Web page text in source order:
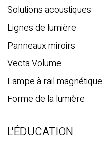
Solutions acoustiques
Lignes de lumière
Panneaux miroirs
Vecta Volume
Lampe à rail magnétique
Forme de la lumière
L'ÉDUCATION